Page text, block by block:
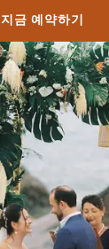
지금 예약하기